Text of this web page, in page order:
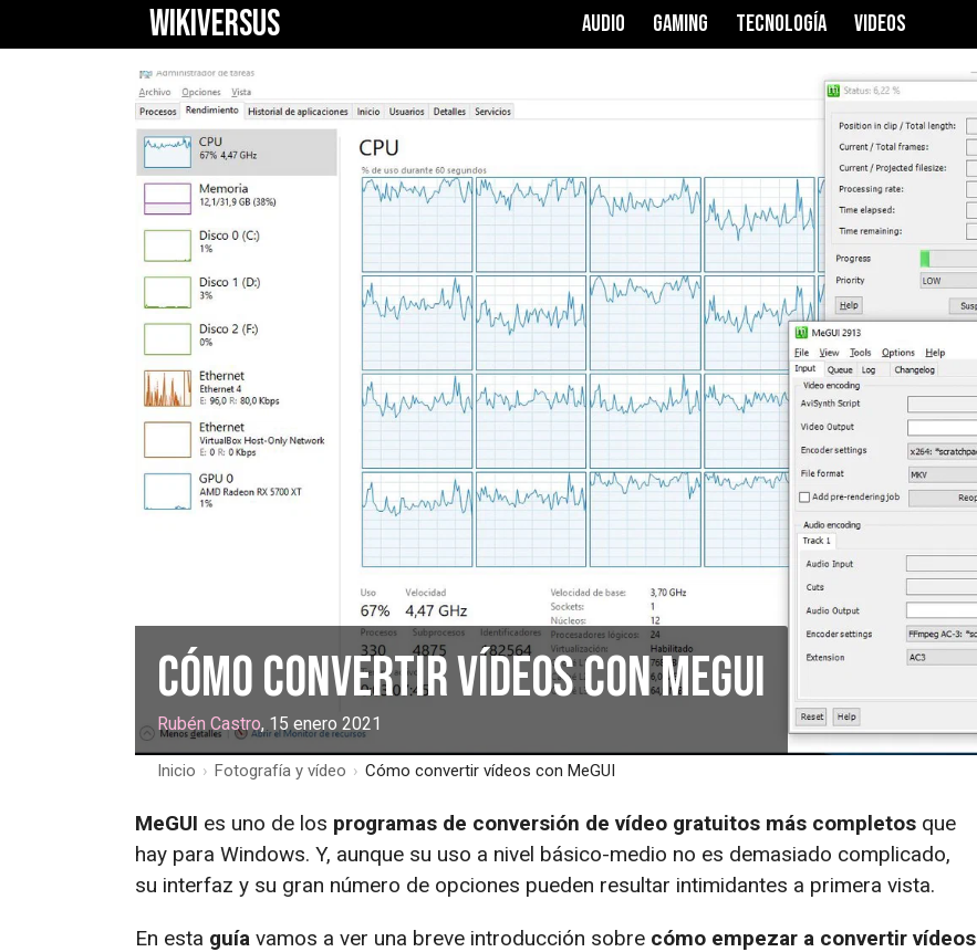
WIKIVERSUS AUDIO GAMING TECNOLOGÍA VIDEOS
Cómo convertir vídeos con MeGUI
Rubén Castro, 15 enero 2021
Inicio › Fotografía y vídeo › Cómo convertir vídeos con MeGUI
MeGUI es uno de los programas de conversión de vídeo gratuitos más completos que
hay para Windows. Y, aunque su uso a nivel básico-medio no es demasiado complicado,
su interfaz y su gran número de opciones pueden resultar intimidantes a primera vista.
En esta guía vamos a ver una breve introducción sobre cómo empezar a convertir vídeos